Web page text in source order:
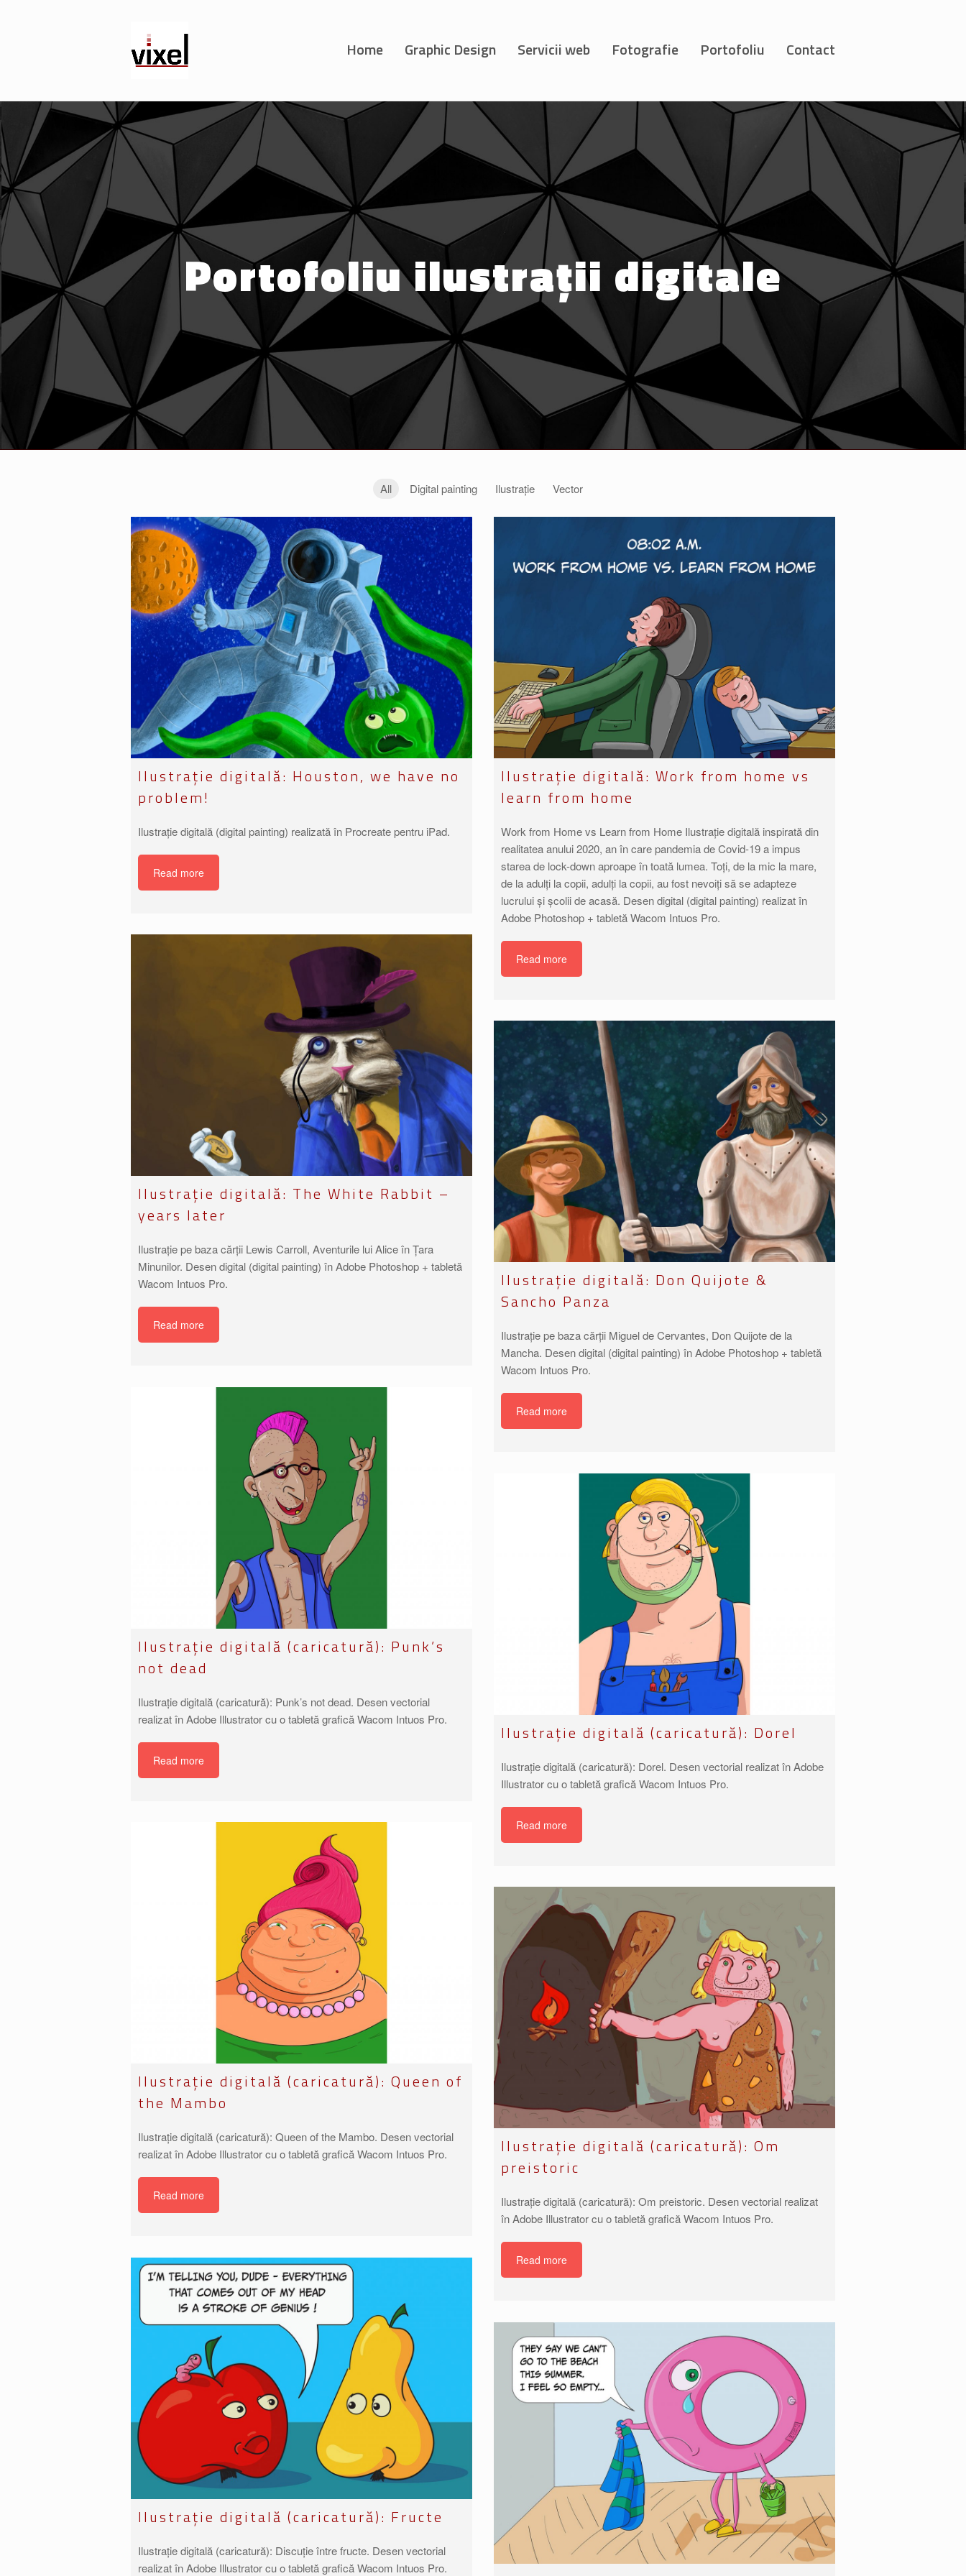
Home Graphic Design Servicii web Fotografie Portofoliu Contact
Portofoliu ilustrații digitale
All Digital painting Ilustrație Vector
Ilustrație digitală: Houston, we have no
problem!
Ilustrație digitală (digital painting) realizată în Procreate pentru iPad.
Read more
Ilustrație digitală: Work from home vs
learn from home
Work from Home vs Learn from Home Ilustrație digitală inspirată din
realitatea anului 2020, an în care pandemia de Covid-19 a impus
starea de lock-down aproape în toată lumea. Toți, de la mic la mare,
de la adulți la copii, adulți la copii, au fost nevoiți să se adapteze
lucrului și școlii de acasă. Desen digital (digital painting) realizat în
Adobe Photoshop + tabletă Wacom Intuos Pro.
Read more
Ilustrație digitală: The White Rabbit –
years later
Ilustrație pe baza cărții Lewis Carroll, Aventurile lui Alice în Țara
Minunilor. Desen digital (digital painting) în Adobe Photoshop + tabletă
Wacom Intuos Pro.
Read more
Ilustrație digitală: Don Quijote &
Sancho Panza
Ilustrație pe baza cărții Miguel de Cervantes, Don Quijote de la
Mancha. Desen digital (digital painting) în Adobe Photoshop + tabletă
Wacom Intuos Pro.
Read more
Ilustrație digitală (caricatură): Punk’s
not dead
Ilustrație digitală (caricatură): Punk’s not dead. Desen vectorial
realizat în Adobe Illustrator cu o tabletă grafică Wacom Intuos Pro.
Read more
Ilustrație digitală (caricatură): Dorel
Ilustrație digitală (caricatură): Dorel. Desen vectorial realizat în Adobe
Illustrator cu o tabletă grafică Wacom Intuos Pro.
Read more
Ilustrație digitală (caricatură): Queen of
the Mambo
Ilustrație digitală (caricatură): Queen of the Mambo. Desen vectorial
realizat în Adobe Illustrator cu o tabletă grafică Wacom Intuos Pro.
Read more
Ilustrație digitală (caricatură): Om
preistoric
Ilustrație digitală (caricatură): Om preistoric. Desen vectorial realizat
în Adobe Illustrator cu o tabletă grafică Wacom Intuos Pro.
Read more
Ilustrație digitală (caricatură): Fructe
Ilustrație digitală (caricatură): Discuție între fructe. Desen vectorial
realizat în Adobe Illustrator cu o tabletă grafică Wacom Intuos Pro.